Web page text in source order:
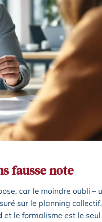
fausse note
car le moindre oubli –
sur le planning collectif.
et le formalisme est le seul